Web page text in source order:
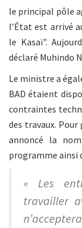
le principal pôle
l’État est arrivé
le Kasaï".
déclaré Muhindo
Le ministre a
BAD étaient
contraintes
des travaux.
annoncé la
programme ainsi
« Les
travailler